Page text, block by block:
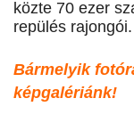
közte 70 ezer
repülés rajongói.
Bármelyik
képgalériánk!